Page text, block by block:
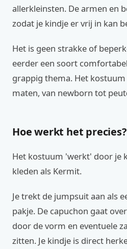
allerkleinsten. De armen en
zodat je kindje er vrij in kan
Het is geen strakke of
eerder een soort
grappig thema. Het
maten, van newborn tot
Hoe werkt het precies?
Het kostuum 'werkt' door je
kleden als Kermit.
Je trekt de jumpsuit aan als
pakje. De capuchon gaat
door de vorm en eventuele
zitten. Je kindje is direct